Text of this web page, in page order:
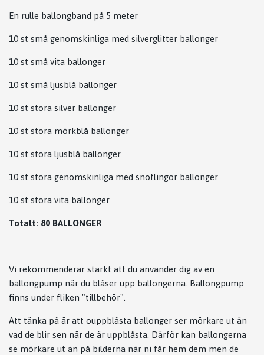
En rulle ballongband på 5 meter
10 st små genomskinliga med silverglitter ballonger
10 st små vita ballonger
10 st små ljusblå ballonger
10 st stora silver ballonger
10 st stora mörkblå ballonger
10 st stora ljusblå ballonger
10 st stora genomskinliga med snöflingor ballonger
10 st stora vita ballonger
Totalt: 80 BALLONGER
Vi rekommenderar starkt att du använder dig av en
ballongpump när du blåser upp ballongerna. Ballongpump
finns under fliken "tillbehör".
Att tänka på är att ouppblåsta ballonger ser mörkare ut än
vad de blir sen när de är uppblåsta. Därför kan ballongerna
se mörkare ut än på bilderna när ni får hem dem men de